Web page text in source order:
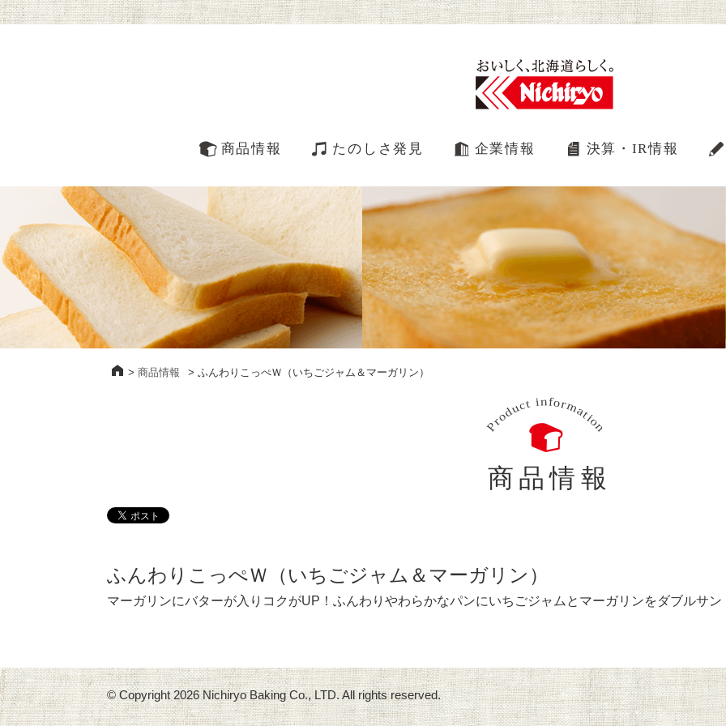
商品情報 たのしさ発見 企業情報 決算・IR情報
> 商品情報 > ふんわりこっぺＷ（いちごジャム＆マーガリン）
商品情報
ふんわりこっぺＷ（いちごジャム＆マーガリン）
マーガリンにバターが入りコクがUP！ふんわりやわらかなパンにいちごジャムとマーガリンをダブルサン
© Copyright2026 Nichiryo Baking Co., LTD. All rights reserved.